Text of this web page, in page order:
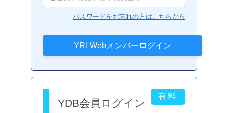
パスワードをお忘れの方はこちらから
YDB会員ログイン